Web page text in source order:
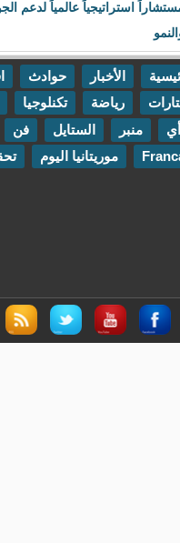
لدعم الجودة
حوادث
اقتصاد
تكنلوجيا
مقابلات
فن
اتصل بنا
اليوم تحقيقات